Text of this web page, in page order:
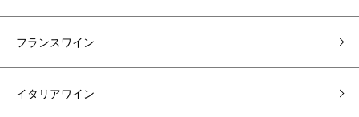
フランスワイン
イタリアワイン